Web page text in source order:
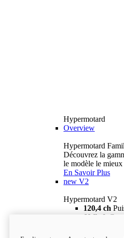
Hypermotard
Overview
Hypermotard
Découvrez la
le modèle le mieux
En Savoir Plus
new V2
Hypermotard V2
120,4 ch
69 lb-ft
18 895 $